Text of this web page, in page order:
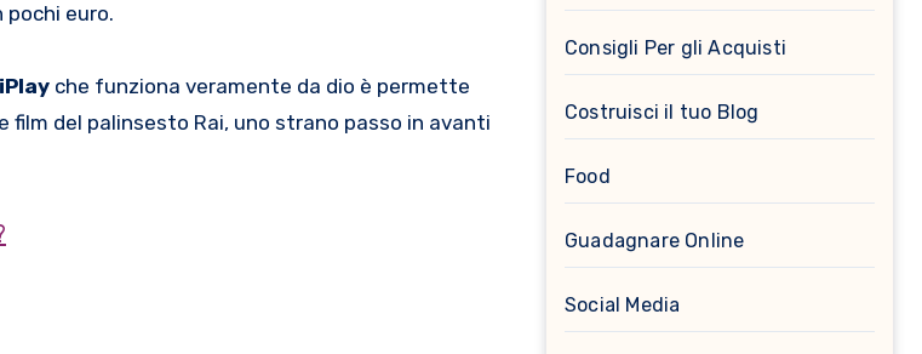
euro.
che funziona veramente da dio è permette
del palinsesto Rai, uno strano passo in avanti
Consigli Per gli Acquisti
Costruisci il tuo Blog
Food
Guadagnare Online
Social Media